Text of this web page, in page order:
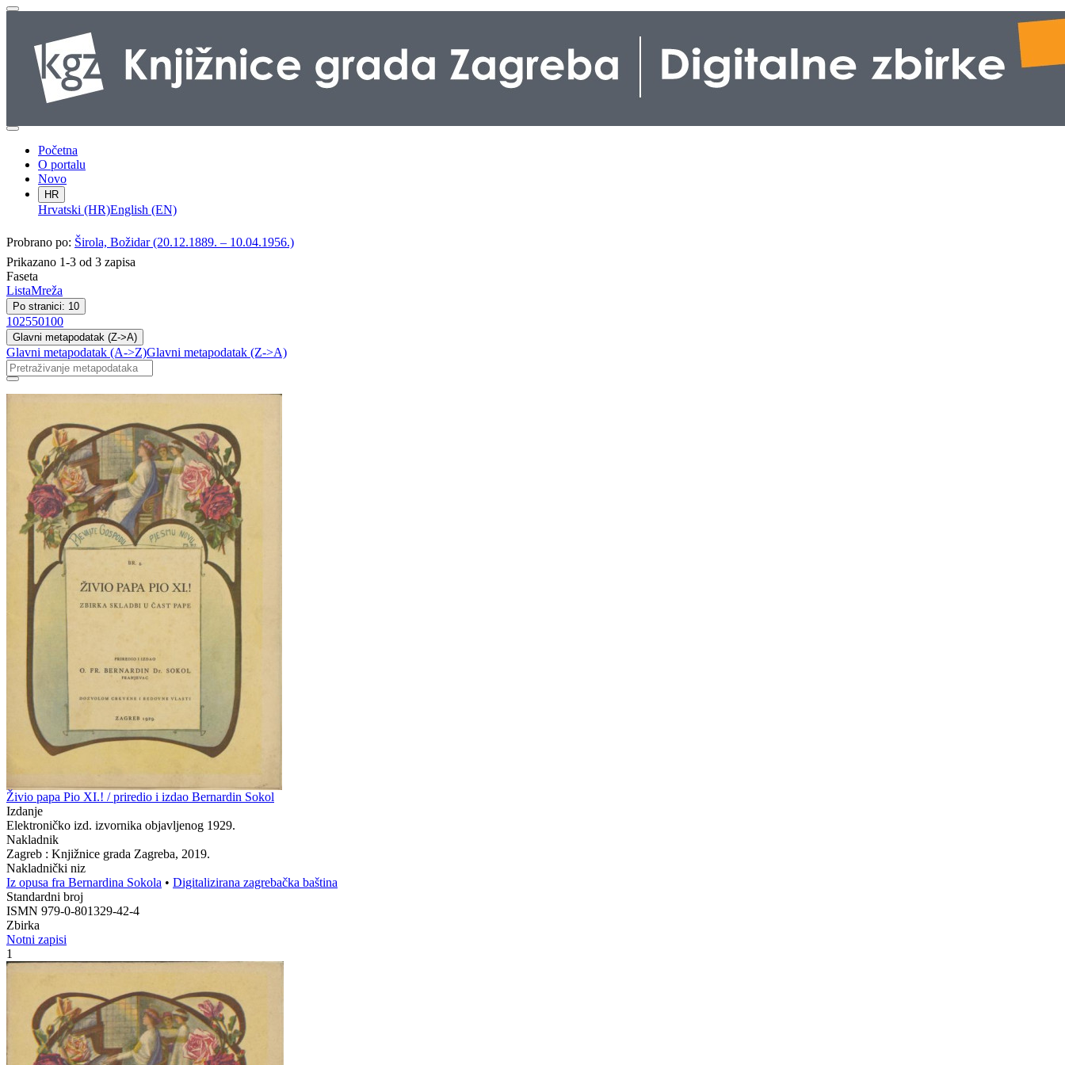
Početna
O portalu
Novo
HR
Hrvatski (HR)English (EN)
Probrano po: Širola, Božidar (20.12.1889. – 10.04.1956.)
Prikazano 1-3 od 3 zapisa
Faseta
ListaMreža
Po stranici: 10
102550100
Glavni metapodatak (Z->A)
Glavni metapodatak (A->Z)Glavni metapodatak (Z->A)
Živio papa Pio XI.! / priredio i izdao Bernardin Sokol
Izdanje
Elektroničko izd. izvornika objavljenog 1929.
Nakladnik
Zagreb : Knjižnice grada Zagreba, 2019.
Nakladnički niz
Iz opusa fra Bernardina Sokola • Digitalizirana zagrebačka baština
Standardni broj
ISMN 979-0-801329-42-4
Zbirka
Notni zapisi
1